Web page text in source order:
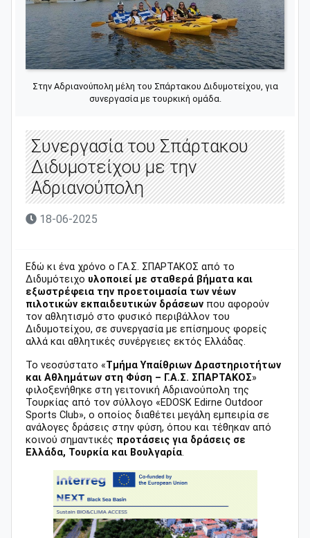
Στην Αδριανούπολη μέλη του Σπάρτακου Διδυμοτείχου, για
συνεργασία με τουρκική ομάδα.
Συνεργασία του Σπάρτακου
Διδυμοτείχου με την
Αδριανούπολη
18-06-2025
Εδώ κι ένα χρόνο ο Γ.Α.Σ. ΣΠΑΡΤΑΚΟΣ από το
Διδυμότειχο υλοποιεί με σταθερά βήματα και
εξωστρέφεια την προετοιμασία των νέων
πιλοτικών εκπαιδευτικών δράσεων που αφορούν
τον αθλητισμό στο φυσικό περιβάλλον του
Διδυμοτείχου, σε συνεργασία με επίσημους φορείς
αλλά και αθλητικές συνέργειες εκτός Ελλάδας.
Το νεοσύστατο «Τμήμα Υπαίθριων Δραστηριοτήτων
και Αθλημάτων στη Φύση – Γ.Α.Σ. ΣΠΑΡΤΑΚΟΣ»
φιλοξενήθηκε στη γειτονική Αδριανούπολη της
Τουρκίας από τον σύλλογο «EDOSK Edirne Outdoor
Sports Club», ο οποίος διαθέτει μεγάλη εμπειρία σε
ανάλογες δράσεις στην φύση, όπου και τέθηκαν από
κοινού σημαντικές προτάσεις για δράσεις σε
Ελλάδα, Τουρκία και Βουλγαρία.